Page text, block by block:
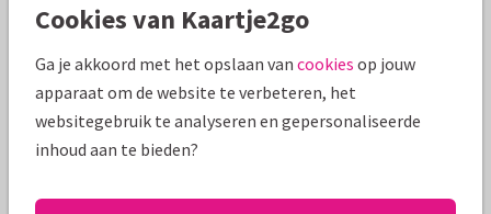
Mooie extra's bij je kaart
Cookies van Kaartje2go
Ga je akkoord met het opslaan van cookies op jouw
apparaat om de website te verbeteren, het
websitegebruik te analyseren en gepersonaliseerde
inhoud aan te bieden?